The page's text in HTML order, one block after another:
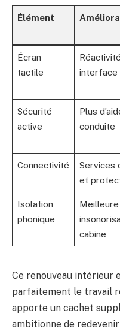
Élément
Écran
tactile
interface
Sécurité
active
Plus
conduite
Connectivité
Services
et
Isolation
phonique
Meilleure
cabine
Ce renouveau intérieur
parfaitement le travail
apporte un cachet
ambitionne de